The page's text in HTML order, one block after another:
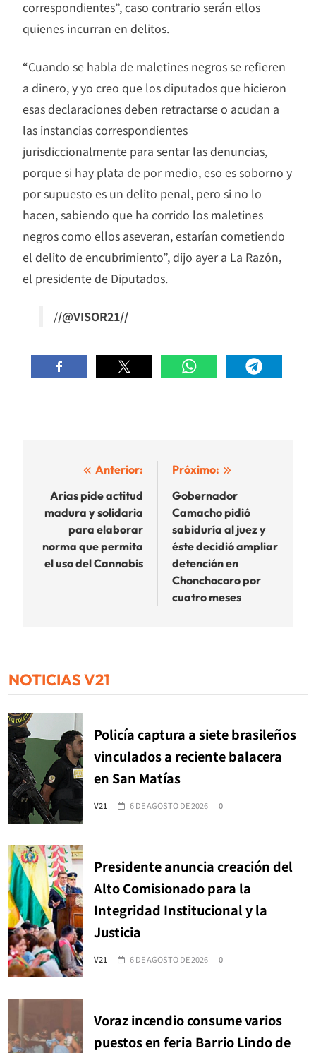
correspondientes”, caso contrario serán ellos
quienes incurran en delitos.
“Cuando se habla de maletines negros se refieren
a dinero, y yo creo que los diputados que hicieron
esas declaraciones deben retractarse o acudan a
las instancias correspondientes
jurisdiccionalmente para sentar las denuncias,
porque si hay plata de por medio, eso es soborno y
por supuesto es un delito penal, pero si no lo
hacen, sabiendo que ha corrido los maletines
negros como ellos aseveran, estarían cometiendo
el delito de encubrimiento”, dijo ayer a La Razón,
el presidente de Diputados.
//@VISOR21//
Navegación
de
entradas
Anterior:
Arias pide actitud
madura y solidaria
para elaborar
norma que permita
el uso del Cannabis
Próximo:
Gobernador
Camacho pidió
sabiduría al juez y
éste decidió ampliar
detención en
Chonchocoro por
cuatro meses
NOTICIAS V21
Policía captura a siete brasileños
vinculados a reciente balacera
en San Matías
V21 6 DE AGOSTO DE 2026 0
Presidente anuncia creación del
Alto Comisionado para la
Integridad Institucional y la
Justicia
V21 6 DE AGOSTO DE 2026 0
Voraz incendio consume varios
puestos en feria Barrio Lindo de